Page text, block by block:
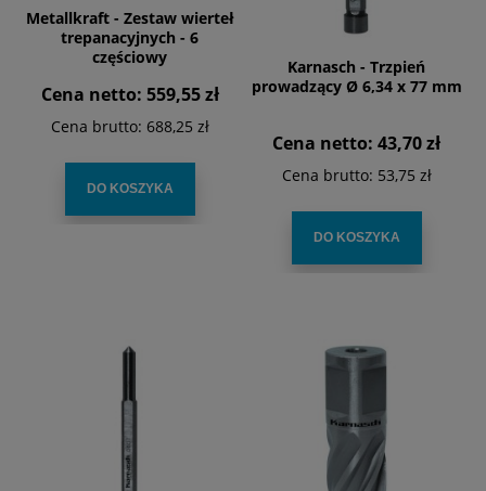
Metallkraft - Zestaw wierteł
trepanacyjnych - 6
częściowy
Cena netto: 559,55 zł
Cena brutto: 688,25 zł
DO KOSZYKA
Karnasch - Trzpień
prowadzący Ø 6,34 x 77 mm
Cena netto: 43,70 zł
Cena brutto: 53,75 zł
DO KOSZYKA